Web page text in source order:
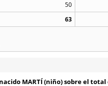
50
63